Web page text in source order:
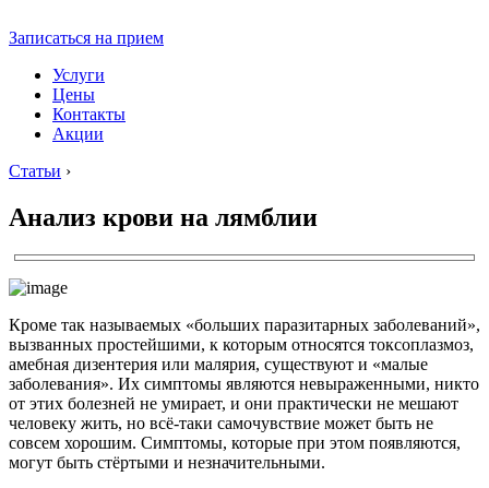
Записаться на прием
Услуги
Цены
Контакты
Акции
Статьи ›
Анализ крови на лямблии
Кроме так называемых «больших паразитарных заболеваний»,
вызванных простейшими, к которым относятся токсоплазмоз,
амебная дизентерия или малярия, существуют и «малые
заболевания». Их симптомы являются невыраженными, никто
от этих болезней не умирает, и они практически не мешают
человеку жить, но всё-таки самочувствие может быть не
совсем хорошим. Симптомы, которые при этом появляются,
могут быть стёртыми и незначительными.